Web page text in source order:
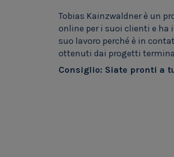
Tobias Kainzwaldner è un
online per i suoi clienti e ha
suo lavoro perché è in
ottenuti dai progetti
Consiglio: Siate pronti a